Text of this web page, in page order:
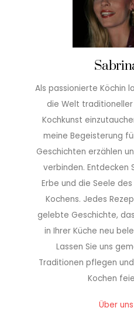
Als passionierte Köchin
die Welt
Kochkunst
meine Begeisterung
Geschichten erzählen
verbinden. Entdecken
Erbe und die Seele
Kochens. Jedes
gelebte Geschichte,
in Ihrer Küche neu
Lassen Sie uns
Traditionen pflegen
Kochen
Über uns